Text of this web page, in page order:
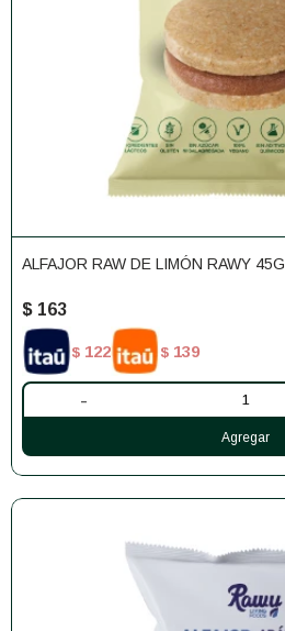
ALFAJOR RAW DE LIMÓN RAWY 45G
$ 163
$ 122 $ 139
-